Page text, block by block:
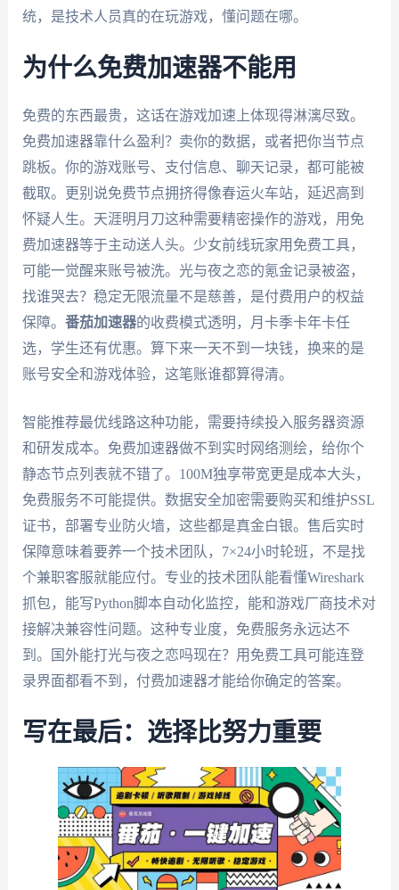
统，是技术人员真的在玩游戏，懂问题在哪。
为什么免费加速器不能用
免费的东西最贵，这话在游戏加速上体现得淋漓尽致。
免费加速器靠什么盈利？卖你的数据，或者把你当节点
跳板。你的游戏账号、支付信息、聊天记录，都可能被
截取。更别说免费节点拥挤得像春运火车站，延迟高到
怀疑人生。天涯明月刀这种需要精密操作的游戏，用免
费加速器等于主动送人头。少女前线玩家用免费工具，
可能一觉醒来账号被洗。光与夜之恋的氪金记录被盗，
找谁哭去？稳定无限流量不是慈善，是付费用户的权益
保障。 番茄加速器的收费模式透明，月卡季卡年卡任
选，学生还有优惠。算下来一天不到一块钱，换来的是
账号安全和游戏体验，这笔账谁都算得清。
智能推荐最优线路这种功能，需要持续投入服务器资源
和研发成本。免费加速器做不到实时网络测绘，给你个
静态节点列表就不错了。100M独享带宽更是成本大头，
免费服务不可能提供。数据安全加密需要购买和维护SSL
证书，部署专业防火墙，这些都是真金白银。售后实时
保障意味着要养一个技术团队，7×24小时轮班，不是找
个兼职客服就能应付。专业的技术团队能看懂Wireshark
抓包，能写Python脚本自动化监控，能和游戏厂商技术对
接解决兼容性问题。这种专业度，免费服务永远达不
到。国外能打光与夜之恋吗现在？用免费工具可能连登
录界面都看不到，付费加速器才能给你确定的答案。
写在最后：选择比努力重要